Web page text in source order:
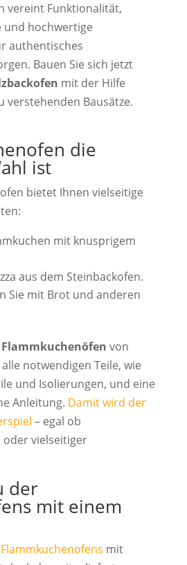
vereint Funktionalität,
und hochwertige
authentisches
Bauen Sie sich jetzt
mit der Hilfe
verstehenden Bausätze.
die
ist
bietet Ihnen vielseitige
mit knusprigem
aus dem Steinbackofen.
Sie mit Brot und anderen
von
notwendigen Teile, wie
und Isolierungen, und eine
Anleitung. Damit wird der
– egal ob
oder vielseitiger
der
mit einem
mit